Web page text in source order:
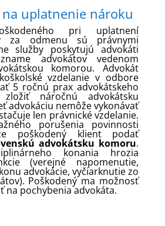
uplatnenie nároku
pri uplatnení
za odmenu sú právnymi
služby poskytujú advokáti
advokátov vedenom
komorou. Advokát
vzdelanie v odbore
5 ročnú prax advokátskeho
náročnú advokátsku
advokáciu nemôže vykonávať
len právnické vzdelanie.
porušenia povinnosti
poškodený klient podať
advokátsku komoru.
konania hrozia
(verejné napomenutie,
advokácie, vyčiarknutie zo
Poškodený ma možnosť
na pochybenia advokáta.